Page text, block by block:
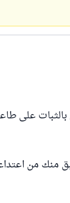
بالثبات على
منك من